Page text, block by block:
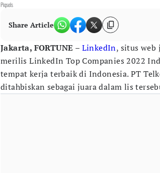
Piqsels
Share Article
Jakarta, FORTUNE – LinkedIn, situs web
merilis LinkedIn Top Companies 2022
tempat kerja terbaik di Indonesia. PT
ditahbiskan sebagai juara dalam lis